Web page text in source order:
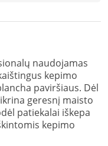
naudojamas
kepimo
paviršiaus. Dėl
geresnį maisto
patiekalai iškepa
kepimo